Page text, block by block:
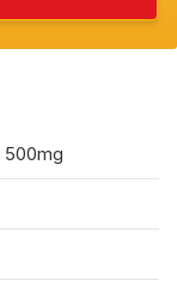
500mg